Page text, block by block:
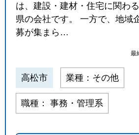
は、建設・建材・住宅に関わ
県の会社です。 一方で、地域
募が集まら…
最
高松市 業種：その他
職種： 事務・管理系